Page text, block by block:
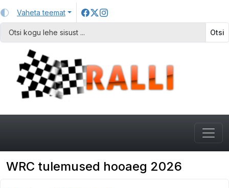
Vaheta teemat
Otsi
WRC tulemused hooaeg 2026